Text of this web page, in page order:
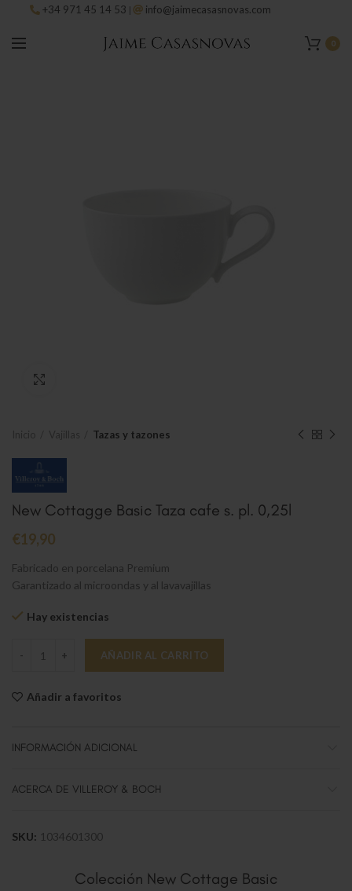
+34 971 45 14 53 | info@jaimecasasnovas.com
0
Tazas y tazones
New Cottagge Basic Taza cafe s. pl. 0,25l
€19,90
Fabricado en porcelana Premium
Garantizado al microondas y al lavavajillas
Hay existencias
New Cottagge Basic Taza cafe s. pl. 0,25l cantidad
AÑADIR AL CARRITO
Añadir a favoritos
INFORMACIÓN ADICIONAL
ACERCA DE VILLEROY & BOCH
SKU: 1034601300
Colección New Cottage Basic